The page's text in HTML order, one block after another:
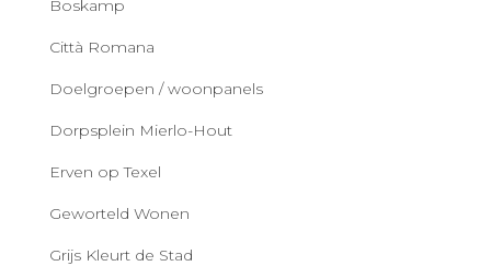
Boskamp
Città Romana
Doelgroepen / woonpanels
Dorpsplein Mierlo-Hout
Erven op Texel
Geworteld Wonen
Grijs Kleurt de Stad